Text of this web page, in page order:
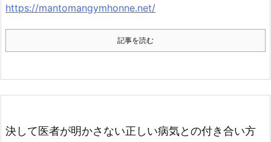
https://mantomangymhonne.net/
記事を読む
決して医者が明かさない正しい病気との付き合い方